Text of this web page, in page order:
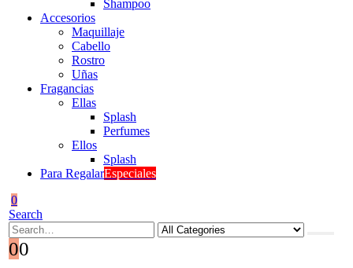
Shampoo
Accesorios
Maquillaje
Cabello
Rostro
Uñas
Fragancias
Ellas
Splash
Perfumes
Ellos
Splash
Para RegalarEspeciales
0
Search
00